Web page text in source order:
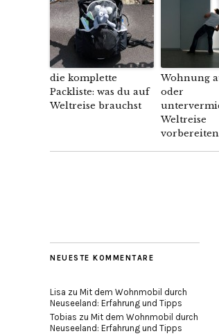
die komplette
Packliste: was du auf
Weltreise brauchst
Wohnung
oder
Weltreise
NEUESTE KOMMENTARE
Lisa zu Mit dem Wohnmobil durch
Neuseeland: Erfahrung und Tipps
Tobias zu Mit dem Wohnmobil durch
Neuseeland: Erfahrung und Tipps